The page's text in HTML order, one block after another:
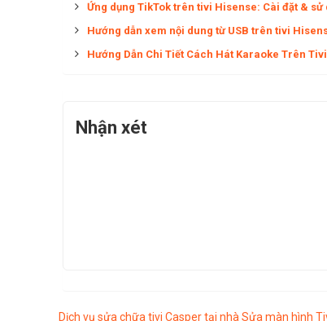
Ứng dụng TikTok trên tivi Hisense: Cài đặt & sử
Hướng dẫn xem nội dung từ USB trên tivi
Hướng Dẫn Chi Tiết Cách Hát Karaoke Trên
Nhận xét
Dịch vụ sửa chữa tivi Casper tại nhàSửa màn hình